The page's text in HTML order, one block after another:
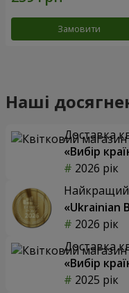
Замовити
Наші
Доставка
«Вибір
2026 рік
Найкращий
«Ukrainian
2026 рік
Доставка
«Вибір
2025 рік